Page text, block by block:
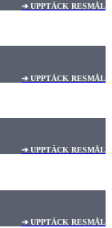
➔ UPPTÄCK RESMÅL
➔ UPPTÄCK RESMÅL
➔ UPPTÄCK RESMÅL
➔ UPPTÄCK RESMÅL